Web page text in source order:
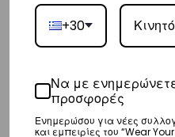
– Η συνεργαζόμενη εταιρεία
παράδοσή σας.
ημέρες.
Επιστροφές
+30
Να με
προσφορές
Ενημερώσου για νέες
και εμπειρίες του “Wear